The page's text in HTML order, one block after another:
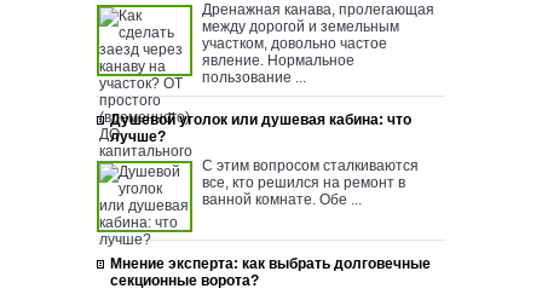
Дренажная канава, пролегающая
между дорогой и земельным
участком, довольно частое
явление. Нормальное
пользование ...
Душевой уголок или душевая кабина: что
лучше?
С этим вопросом сталкиваются
все, кто решился на ремонт в
ванной комнате. Обе ...
Мнение эксперта: как выбрать долговечные
секционные ворота?